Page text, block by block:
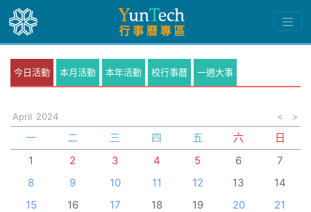
今日活動 本月活動 本年活動 校行事曆 一週大事
April 2024 < >
一 二 三 四 五 六
日
1
2 3 4 5 6
7
8
9 10 11 12 13
14
15
16 17 18 19 20
21